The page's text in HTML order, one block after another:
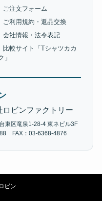
ご注文フォーム
ご利用規約・返品交換
会社情報・法令表記
比較サイト「Tシャツカカ
」
ロビンファクトリー
東区竜泉1-28-4 東ネビル3F
FAX：03-6368-4876
ビン